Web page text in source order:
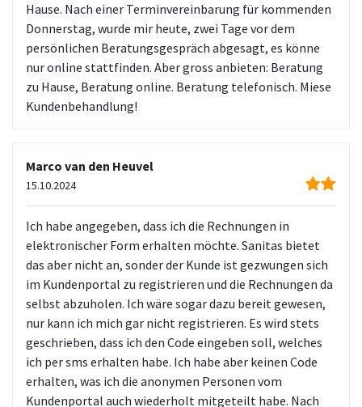
Hause. Nach einer Terminvereinbarung für kommenden
Donnerstag, wurde mir heute, zwei Tage vor dem
persönlichen Beratungsgespräch abgesagt, es könne
nur online stattfinden. Aber gross anbieten: Beratung
zu Hause, Beratung online. Beratung telefonisch. Miese
Kundenbehandlung!
Marco van den Heuvel
15.10.2024
Ich habe angegeben, dass ich die Rechnungen in
elektronischer Form erhalten möchte. Sanitas bietet
das aber nicht an, sonder der Kunde ist gezwungen sich
im Kundenportal zu registrieren und die Rechnungen da
selbst abzuholen. Ich wäre sogar dazu bereit gewesen,
nur kann ich mich gar nicht registrieren. Es wird stets
geschrieben, dass ich den Code eingeben soll, welches
ich per sms erhalten habe. Ich habe aber keinen Code
erhalten, was ich die anonymen Personen vom
Kundenportal auch wiederholt mitgeteilt habe. Nach